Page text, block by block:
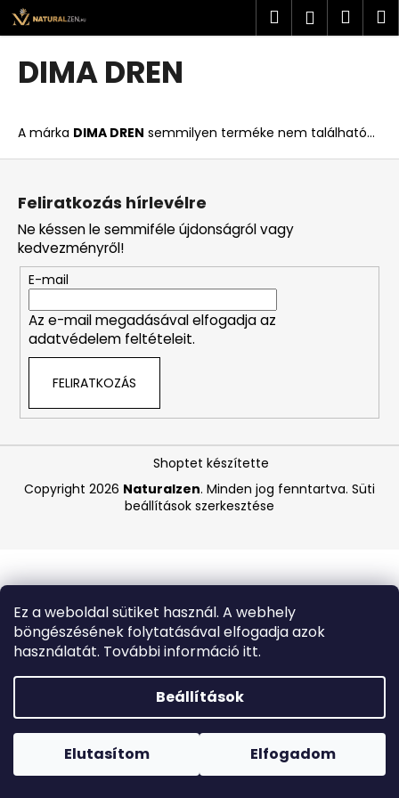
Ez a weboldal sütiket használ. A webhely
böngészésének folytatásával elfogadja azok
használatát. További információ itt.
Beállítások
Elutasítom Elfogadom
Ugrás
fő
tartalomhoz
Forró napokon nem javasoljuk a csomagautomatákba
történő kézbesítést. A magas hőmérsékletre érzékeny
termékek átvételkor nem biztos, hogy optimális állapotban
Keresés
DIMA DREN
A márka DIMA DREN semmilyen terméke nem található...
K
o
i
t
k
e
r
e
s
?
A
á
u
k
BIODERMA
PHOTODERM
AQUAFLUID
50+
–
LÁTHATATLAN
ARCVÉDŐ
KRÉM,
L
Feliratkozás hírlevélre
Ne késsen le semmiféle újdonságról vagy
kedvezményről!
E-mail
Az e-mail megadásával elfogadja az
adatvédelem feltételeit.
FELIRATKOZÁS
Shoptet készítette
Copyright 2026 Naturalzen. Minden jog fenntartva. Süti
beállítások szerkesztése